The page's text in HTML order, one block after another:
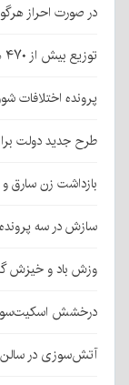
در صورت احراز
توزیع بیش از ۴۷۰ هزار لیتر آب میان عزاداران جامانده اربعین در کرمان
پرونده اختلافات
طرح جدید دولت
بازداشت زن سارق و پسر ۱۲ ساله‌اش
سازش در سه
وزش باد و خیزش
درخشش
آتش‌سوزی در سالن